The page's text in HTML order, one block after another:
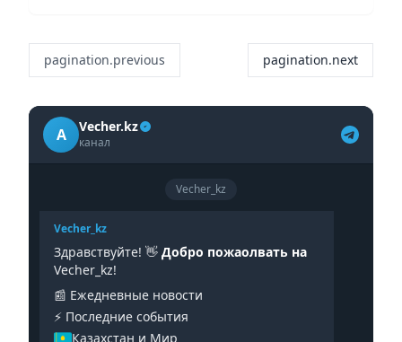
pagination.previous pagination.next
A Vecher.kz
канал
Vecher_kz
Vecher_kz
Здравствуйте! 👋 Добро пожаолвать на
Vecher_kz!
📰 Ежедневные новости
⚡️ Последние события
Казахстан и Мир